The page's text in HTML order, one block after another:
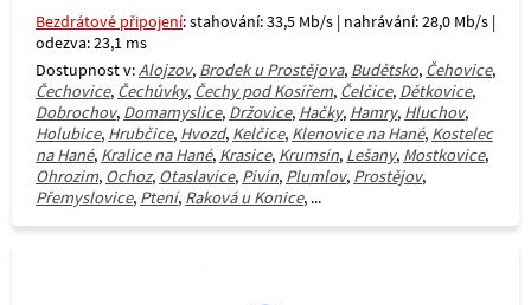
Bezdrátové připojení: stahování: 33,5 Mb/s | nahrávání: 28,0 Mb/s |
odezva: 23,1 ms
Dostupnost v:Alojzov, Brodek u Prostějova, Budětsko, Čehovice,
Čechovice, Čechůvky, Čechy pod Kosířem, Čelčice, Dětkovice,
Dobrochov, Domamyslice, Držovice, Hačky, Hamry, Hluchov,
Holubice, Hrubčice, Hvozd, Kelčice, Klenovice na Hané, Kostelec
na Hané, Kralice na Hané, Krasice, Krumsín, Lešany, Mostkovice,
Ohrozim, Ochoz, Otaslavice, Pivín, Plumlov, Prostějov,
Přemyslovice, Ptení, Raková u Konice, ...